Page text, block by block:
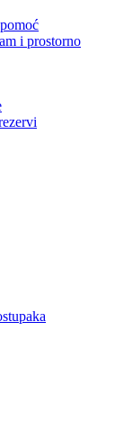
i prostorno